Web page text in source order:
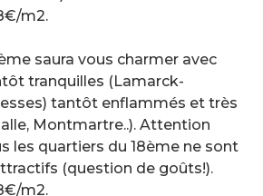
m2.
saura vous charmer avec
tranquilles (Lamarck-
tantôt enflammés et très
Montmartre..). Attention
les quartiers du 18ème ne sont
(question de goûts!).
m2.